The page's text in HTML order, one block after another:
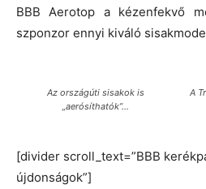
BBB Aerotop a kézenfekvő
szponzor ennyi kiváló
Az országúti sisakok is
„aerósíthatók”…
A
[divider scroll_text=”BBB
újdonságok”]